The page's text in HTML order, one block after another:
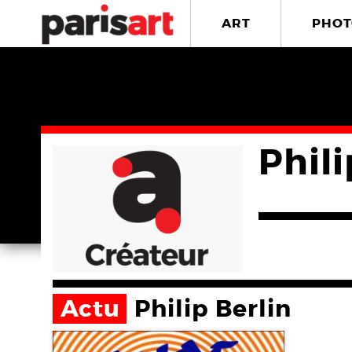
ART
Actu Philip Berlin